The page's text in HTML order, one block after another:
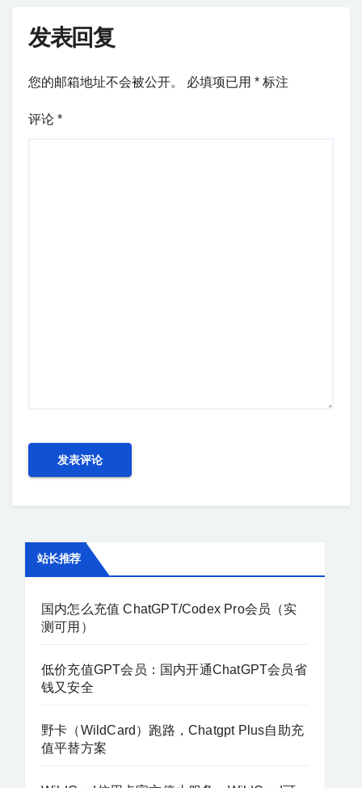
发表回复
您的邮箱地址不会被公开。 必填项已用 * 标注
评论 *
站长推荐
国内怎么充值 ChatGPT/Codex Pro会员（实
测可用）
低价充值GPT会员：国内开通ChatGPT会员省
钱又安全
野卡（WildCard）跑路，Chatgpt Plus自助充
值平替方案